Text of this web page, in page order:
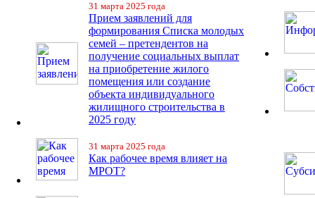
31 марта 2025 года
Прием заявлений для
формирования Списка молодых
семей – претендентов на
получение социальных выплат
на приобретение жилого
помещения или создание
объекта индивидуального
жилищного строительства в
2025 году
31 марта 2025 года
Как рабочее время влияет на
МРОТ?